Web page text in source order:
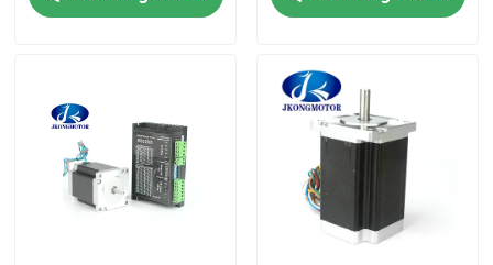
met een ingebouwde stapsservo-motor
Geïntegreerde DC-servomotor